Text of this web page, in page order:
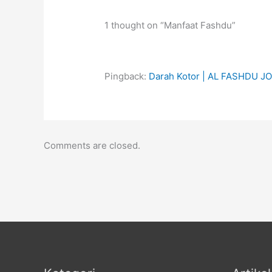
1 thought on “Manfaat Fashdu”
Pingback: Darah Kotor | AL FASHDU
Comments are closed.